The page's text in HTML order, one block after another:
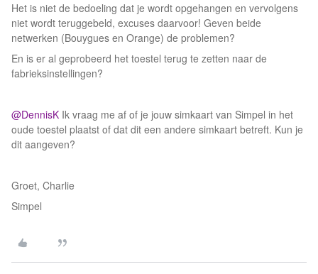
Het is niet de bedoeling dat je wordt opgehangen en vervolgens
niet wordt teruggebeld, excuses daarvoor! Geven beide
netwerken (Bouygues en Orange) de problemen?
En is er al geprobeerd het toestel terug te zetten naar de
fabrieksinstellingen?
@DennisK Ik vraag me af of je jouw simkaart van Simpel in het
oude toestel plaatst of dat dit een andere simkaart betreft. Kun je
dit aangeven?
Groet, Charlie
Simpel